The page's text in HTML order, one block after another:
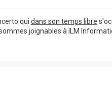
qui dans son temps libre
joignables à ILM